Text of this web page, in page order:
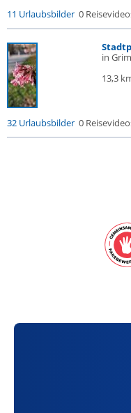
11 Urlaubsbilder 0
in
13,3
32 Urlaubsbilder 0